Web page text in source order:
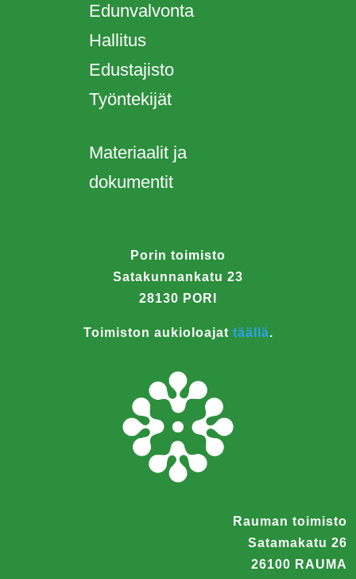
Edunvalvonta
Hallitus
Edustajisto
Työntekijät
Materiaalit ja
dokumentit
Porin toimisto
Satakunnankatu 23
28130 PORI
Toimiston aukioloajat täällä.
Rauman toimisto
Satamakatu 26
26100 RAUMA